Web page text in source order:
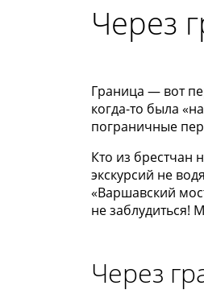
Через
Граница — вот
когда-то была
пограничные
Кто из брестчан
экскурсий не
«Варшавский
не заблудиться!
Через